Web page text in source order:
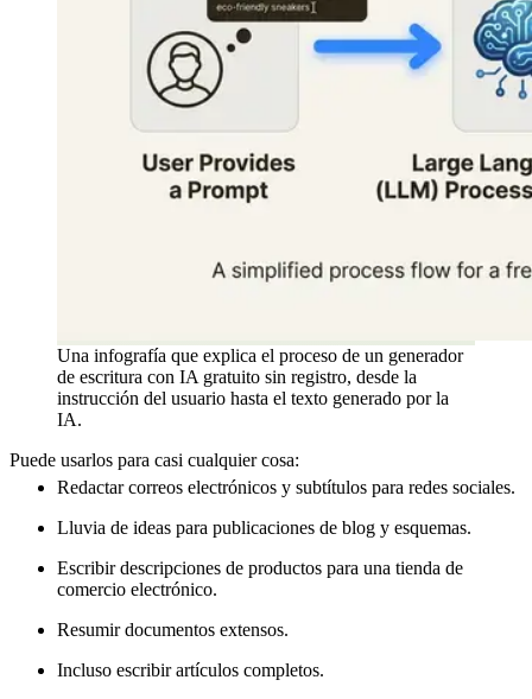
Una infografía que explica el proceso de un generador
de escritura con IA gratuito sin registro, desde la
instrucción del usuario hasta el texto generado por la
IA.
Puede usarlos para casi cualquier cosa:
Redactar correos electrónicos y subtítulos para redes sociales.
Lluvia de ideas para publicaciones de blog y esquemas.
Escribir descripciones de productos para una tienda de
comercio electrónico.
Resumir documentos extensos.
Incluso escribir artículos completos.